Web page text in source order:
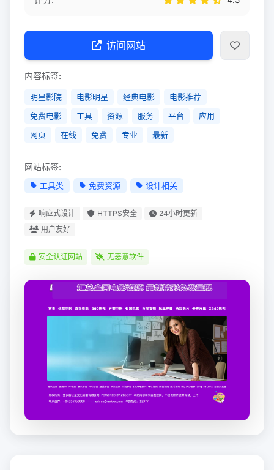
访问网站
内容标签:
明星影院 电影明星 经典电影
电影推荐
免费电影
工具 资源 服务 平台
应用
网页
在线 免费 专业 最新
网站标签:
工具类 免费资源 设计相关
响应式设计 HTTPS安全
24小时更新
用户友好
安全认证网站 无恶意软件